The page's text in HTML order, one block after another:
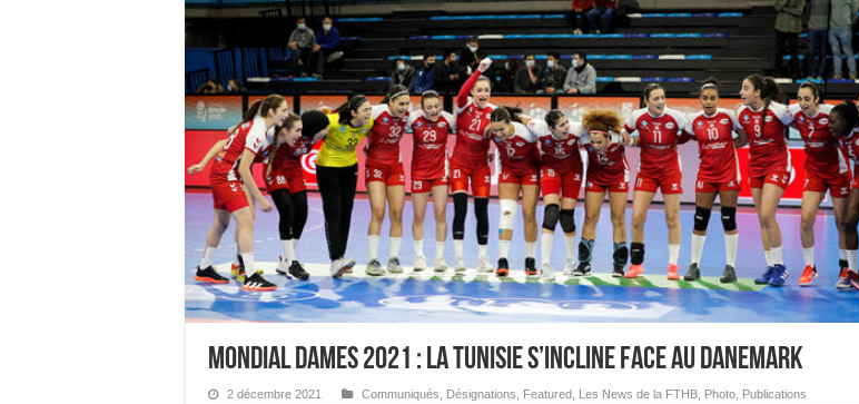
Mondial Dames 2021 : La Tunisie s’incline face au Danemark
2 décembre 2021 Communiqués Désignations Featured Les News de la FTHB Photo Publications